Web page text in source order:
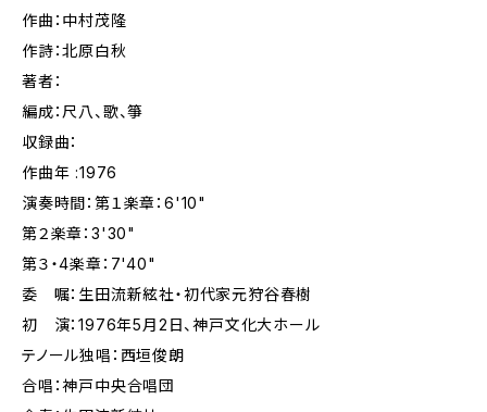
作曲：中村茂隆
作詩：北原白秋
著者：
編成：尺八、歌、箏
収録曲：
作曲年 :1976
演奏時間：第１楽章：6'10"
第２楽章：3'30"
第３・4楽章：7'40"
委 嘱：生田流新絃社・初代家元狩谷春樹
初 演：1976年5月2日、神戸文化大ホール
テノール独唱：西垣俊朗
合唱：神戸中央合唱団